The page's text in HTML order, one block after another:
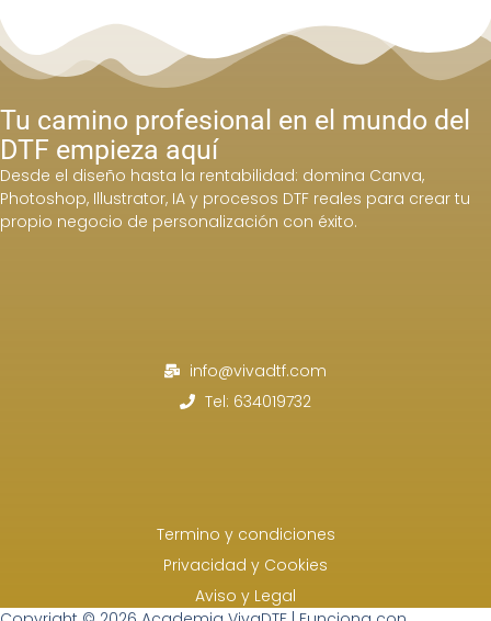
Tu camino profesional en el mundo del
DTF empieza aquí
Desde el diseño hasta la rentabilidad: domina Canva,
Photoshop, Illustrator, IA y procesos DTF reales para crear tu
propio negocio de personalización con éxito.
info@vivadtf.com
Tel: 634019732
Termino y condiciones
Privacidad y Cookies
Aviso y Legal